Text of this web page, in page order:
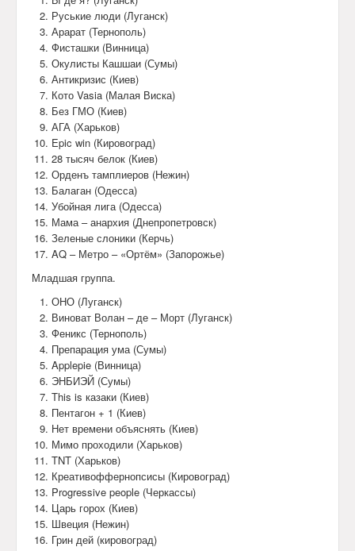
Руськие люди (Луганск)
Арарат (Тернополь)
Фисташки (Винница)
Окулисты Кашшаи (Сумы)
Антикризис (Киев)
Кото Vasia (Малая Виска)
Без ГМО (Киев)
АГА (Харьков)
Epic win (Кировоград)
28 тысяч белок (Киев)
Орденъ тамплиеров (Нежин)
Балаган (Одесса)
Убойная лига (Одесса)
Мама – анархия (Днепропетровск)
Зеленые слоники (Керчь)
AQ – Метро – «Ортём» (Запорожье)
Младшая группа.
ОНО (Луганск)
Виноват Волан – де – Морт (Луганск)
Феникс (Тернополь)
Препарация ума (Сумы)
Applepie (Винница)
ЭНБИЭЙ (Сумы)
This is казаки (Киев)
Пентагон + 1 (Киев)
Нет времени объяснять (Киев)
Мимо проходили (Харьков)
TNT (Харьков)
Креативоффернопсисы (Кировоград)
Progressive people (Черкассы)
Царь горох (Киев)
Швеция (Нежин)
Грин дей (кировоград)